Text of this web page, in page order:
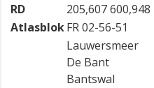
RD
205,607 600,948
AtlasblokFR 02-56-51
Lauwersmeer
De Bant
Bantswal